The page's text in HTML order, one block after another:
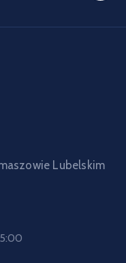
Lubelskim